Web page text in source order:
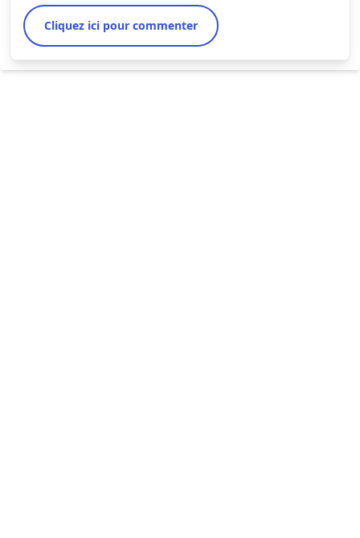
Cliquez ici pour commenter